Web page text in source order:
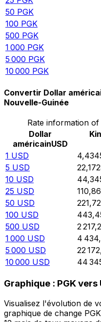
50 PGK
100 PGK
500 PGK
1 000 PGK
5 000 PGK
10 000 PGK
Convertir Dollar
Nouvelle-Guinée
Rate information
Dollar
américainUSD
1 USD
5 USD
10 USD
25 USD
50 USD
100 USD
500 USD 2
1 000 USD 4
5 000 USD 22
10 000 USD 44
Graphique : PGK vers
Visualisez l'évolution de
graphique de change